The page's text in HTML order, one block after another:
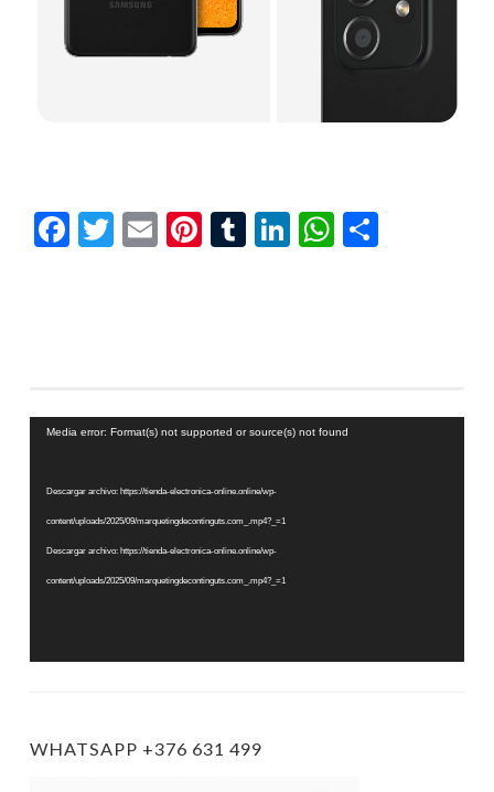
Facebook
Twitter
EmailPinterest
Tumblr
LinkedIn
Reproductor
vídeo
Media error: Format(s) not supported or source(s) not found
Descargar archivo: https://tienda-electronica-online.online/wp-
content/uploads/2025/09/marquetingdecontinguts.com_.mp4?_=1
Descargar archivo: https://tienda-electronica-online.online/wp-
content/uploads/2025/09/marquetingdecontinguts.com_.mp4?_=1
WHATSAPP +376 631 499